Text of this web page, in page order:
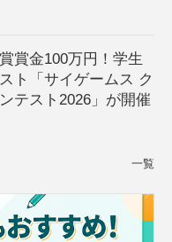
賞金100万円！学生
ト「サイゲームス ク
テスト2026」が開催
一覧